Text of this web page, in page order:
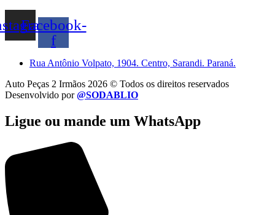
Facebook-
f
Rua Antônio Volpato, 1904. Centro, Sarandi. Paraná.
Auto Peças 2 Irmãos 2026 © Todos os direitos reservados
Desenvolvido por@SODABLIO
Ligue ou mande um WhatsApp